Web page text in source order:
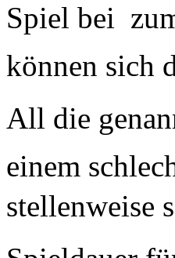
Spiel bei 
können sich
All die
einem
stellenweise